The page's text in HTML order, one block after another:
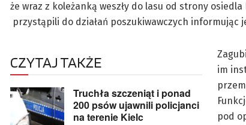
że wraz z koleżanką weszły do lasu od strony
przystąpili do działań poszukiwawczych informując
CZYTAJ TAKŻE
Truchła szczeniąt i ponad
200 psów ujawnili policjanci
na terenie Kielc
im
pod